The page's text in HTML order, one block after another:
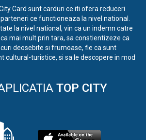
Card sunt carduri ce iti ofera reduceri
ce functioneaza la nivel national.
la nivel national, vin ca un indemn catre
mai mult prin tara, sa constientizeze ca
deosebite si frumoase, fie ca sunt
cultural-turistice, si sa le descopere in mod
TOP CITY